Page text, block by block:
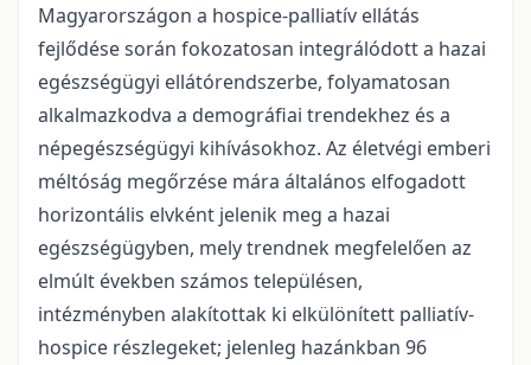
Magyarországon a hospice-palliatív ellátás
fejlődése során fokozatosan integrálódott a hazai
egészségügyi ellátórendszerbe, folyamatosan
alkalmazkodva a demográfiai trendekhez és a
népegészségügyi kihívásokhoz. Az életvégi emberi
méltóság megőrzése mára általános elfogadott
horizontális elvként jelenik meg a hazai
egészségügyben, mely trendnek megfelelően az
elmúlt években számos településen,
intézményben alakítottak ki elkülönített palliatív-
hospice részlegeket; jelenleg hazánkban 96